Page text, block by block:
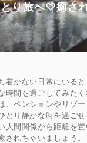
り旅へ♡癒さ
着かない日常にいる
時間を過ごしてみた
、ペンションやリゾ
とり静かな時を過ごせ
人間関係から距離を
れちゃいましょう。